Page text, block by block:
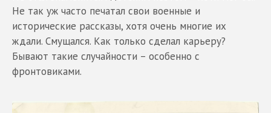
Не так уж часто печатал свои военные и
исторические рассказы, хотя очень многие их
ждали. Смущался. Как только сделал карьеру?
Бывают такие случайности – особенно с
фронтовиками.